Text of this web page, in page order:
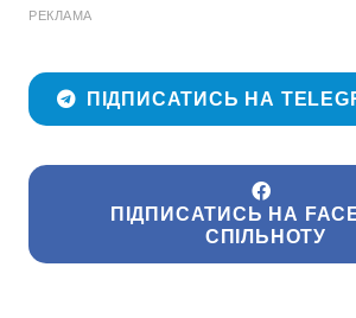
РЕКЛАМА
ПІДПИСАТИСЬ НА
ПІДПИСАТИСЬ НА
СПІЛЬНОТУ